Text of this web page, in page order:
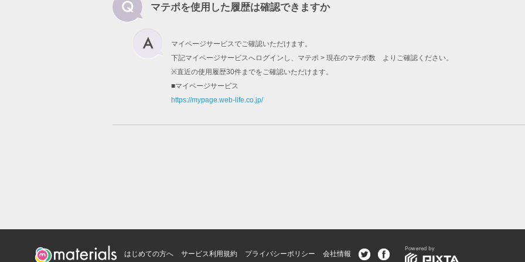
マテポを使用した履歴は確認できますか
マイページサービスでご確認いただけます。
下記マイページサービスへログインし、マテポ > 現在のマテポ数 よりご確認ください。
※直近の使用履歴30件までをご確認いただけます。
■マイページサービス
https://mypage.web-life.co.jp/
はじめての方へ サービス利用規約 プライバシーポリシー 会社情報